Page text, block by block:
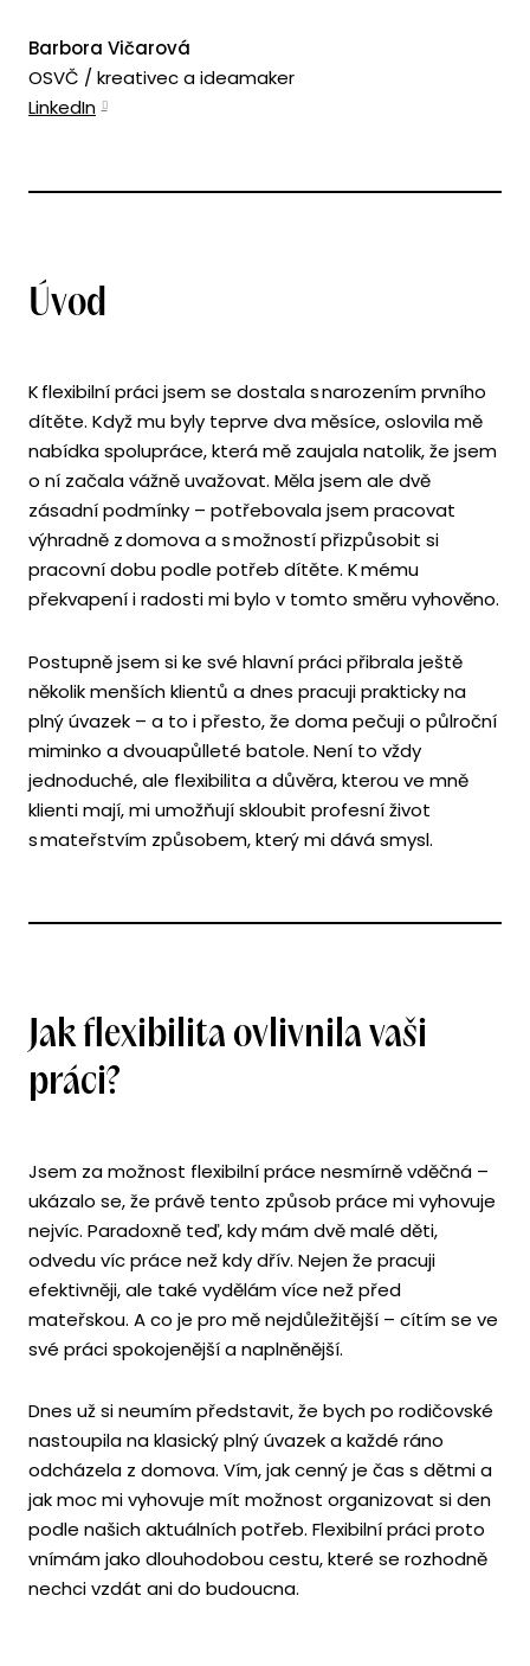
Barbora Vičarová
OSVČ / kreativec a ideamaker
LinkedIn
Úvod
K flexibilní práci jsem se dostala s narozením prvního
dítěte. Když mu byly teprve dva měsíce, oslovila mě
nabídka spolupráce, která mě zaujala natolik, že jsem
o ní začala vážně uvažovat. Měla jsem ale dvě
zásadní podmínky – potřebovala jsem pracovat
výhradně z domova a s možností přizpůsobit si
pracovní dobu podle potřeb dítěte. K mému
překvapení i radosti mi bylo v tomto směru vyhověno.
Postupně jsem si ke své hlavní práci přibrala ještě
několik menších klientů a dnes pracuji prakticky na
plný úvazek – a to i přesto, že doma pečuji o půlroční
miminko a dvouapůlleté batole. Není to vždy
jednoduché, ale flexibilita a důvěra, kterou ve mně
klienti mají, mi umožňují skloubit profesní život
s mateřstvím způsobem, který mi dává smysl.
Jak flexibilita ovlivnila vaši
práci?
Jsem za možnost flexibilní práce nesmírně vděčná –
ukázalo se, že právě tento způsob práce mi vyhovuje
nejvíc. Paradoxně teď, kdy mám dvě malé děti,
odvedu víc práce než kdy dřív. Nejen že pracuji
efektivněji, ale také vydělám více než před
mateřskou. A co je pro mě nejdůležitější – cítím se ve
své práci spokojenější a naplněnější.
Dnes už si neumím představit, že bych po rodičovské
nastoupila na klasický plný úvazek a každé ráno
odcházela z domova. Vím, jak cenný je čas s dětmi a
jak moc mi vyhovuje mít možnost organizovat si den
podle našich aktuálních potřeb. Flexibilní práci proto
vnímám jako dlouhodobou cestu, které se rozhodně
nechci vzdát ani do budoucna.